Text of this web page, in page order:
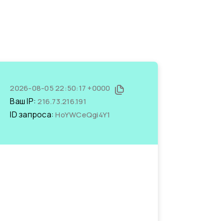
2026-08-05 22:50:17 +0000
Ваш IP:216.73.216.191
ID запроса:HoYWCeQgi4Y1